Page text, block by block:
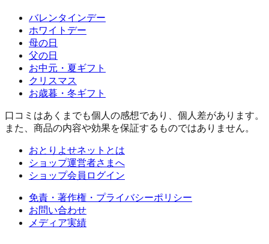
バレンタインデー
ホワイトデー
母の日
父の日
お中元・夏ギフト
クリスマス
お歳暮・冬ギフト
口コミはあくまでも個人の感想であり、個人差があります。
また、商品の内容や効果を保証するものではありません。
おとりよせネットとは
ショップ運営者さまへ
ショップ会員ログイン
免責・著作権・プライバシーポリシー
お問い合わせ
メディア実績